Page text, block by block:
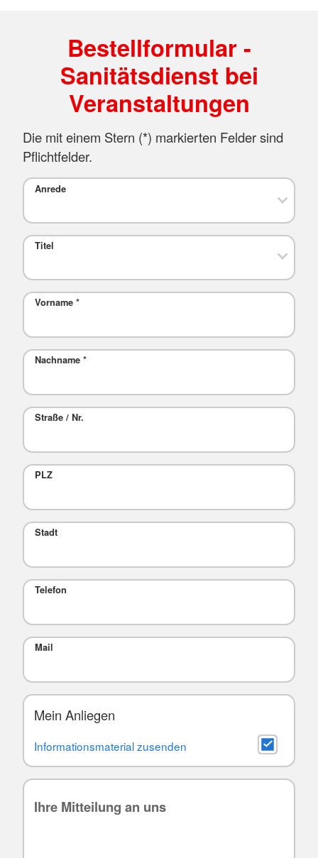
Bestellformular -
Sanitätsdienst bei
Veranstaltungen
Die mit einem Stern (*) markierten Felder sind
Pflichtfelder.
Anrede
Titel
Vorname *
Nachname *
Straße / Nr.
PLZ
Stadt
Telefon
Mail
Mein Anliegen
Informationsmaterial zusenden